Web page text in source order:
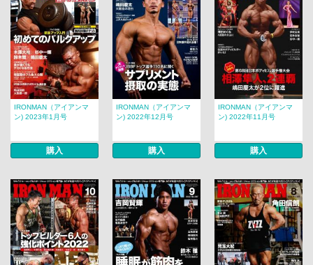
IRONMAN（アイアンマ
ン) 2023年1月号
購入
IRONMAN（アイアンマ
ン) 2022年12月号
購入
IRONMAN（アイアンマ
ン) 2022年11月号
購入